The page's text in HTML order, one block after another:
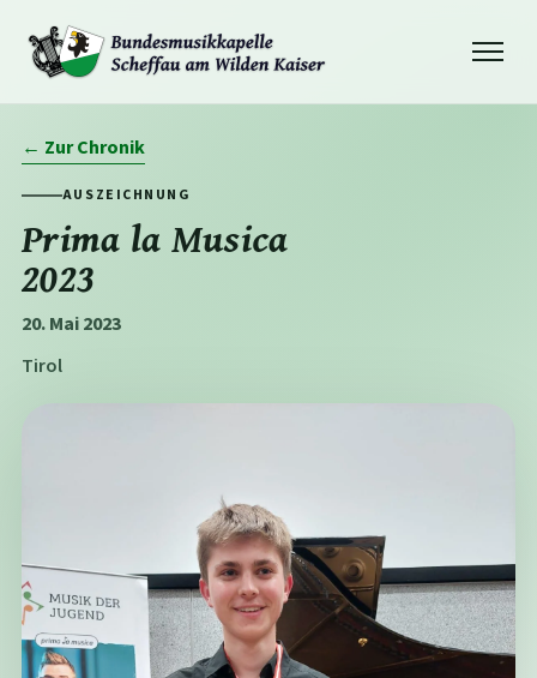
← Zur Chronik
AUSZEICHNUNG
Prima la Musica
2023
20. Mai 2023
Tirol